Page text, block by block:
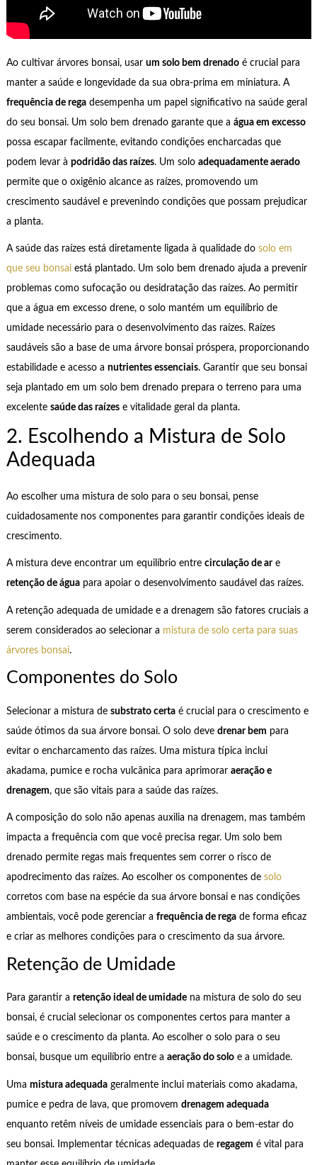
Ao cultivar árvores bonsai, usar um solo bem drenadoé crucial para
manter a saúde e longevidade da sua obra-prima em miniatura. A
frequência de regadesempenha um papel significativo na saúde geral
do seu bonsai. Um solo bem drenado garante que a água em excesso
possa escapar facilmente, evitando condições encharcadas que
podem levar à podridão das raízes. Um solo adequadamente aerado
permite que o oxigênio alcance as raízes, promovendo um
crescimento saudável e prevenindo condições que possam prejudicar
a planta.
A saúde das raízes está diretamente ligada à qualidade do solo em
que seu bonsaiestá plantado. Um solo bem drenado ajuda a prevenir
problemas como sufocação ou desidratação das raízes. Ao permitir
que a água em excesso drene, o solo mantém um equilíbrio de
umidade necessário para o desenvolvimento das raízes. Raízes
saudáveis são a base de uma árvore bonsai próspera, proporcionando
estabilidade e acesso a nutrientes essenciais. Garantir que seu bonsai
seja plantado em um solo bem drenado prepara o terreno para uma
excelente saúde das raízese vitalidade geral da planta.
2. Escolhendo a Mistura de Solo
Adequada
Ao escolher uma mistura de solo para o seu bonsai, pense
cuidadosamente nos componentes para garantir condições ideais de
crescimento.
A mistura deve encontrar um equilíbrio entre circulação de are
retenção de águapara apoiar o desenvolvimento saudável das raízes.
A retenção adequada de umidade e a drenagem são fatores cruciais a
serem considerados ao selecionar a mistura de solo certa para suas
árvores bonsai.
Componentes do Solo
Selecionar a mistura de substrato certaé crucial para o crescimento e
saúde ótimos da sua árvore bonsai. O solo deve drenar bem para
evitar o encharcamento das raízes. Uma mistura típica inclui
akadama, pumice e rocha vulcânica para aprimorar aeração e
drenagem, que são vitais para a saúde das raízes.
A composição do solo não apenas auxilia na drenagem, mas também
impacta a frequência com que você precisa regar. Um solo bem
drenado permite regas mais frequentes sem correr o risco de
apodrecimento das raízes. Ao escolher os componentes de solo
corretos com base na espécie da sua árvore bonsai e nas condições
ambientais, você pode gerenciar a frequência de regade forma eficaz
e criar as melhores condições para o crescimento da sua árvore.
Retenção de Umidade
Para garantir a retenção ideal de umidadena mistura de solo do seu
bonsai, é crucial selecionar os componentes certos para manter a
saúde e o crescimento da planta. Ao escolher o solo para o seu
bonsai, busque um equilíbrio entre a aeração do soloe a umidade.
Uma mistura adequadageralmente inclui materiais como akadama,
pumice e pedra de lava, que promovem drenagem adequada
enquanto retêm níveis de umidade essenciais para o bem-estar do
seu bonsai. Implementar técnicas adequadas de regagem é vital para